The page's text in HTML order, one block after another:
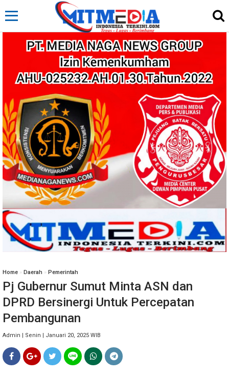
Home » Daerah » Pemerintah
Pj Gubernur Sumut Minta ASN dan
DPRD Bersinergi Untuk Percepatan
Pembangunan
Admin | Senin | Januari 20, 2025 WIB